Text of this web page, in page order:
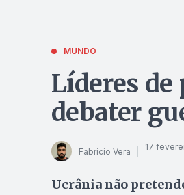
MUNDO
Líderes de
debater
Fabrício Vera 17
Ucrânia não